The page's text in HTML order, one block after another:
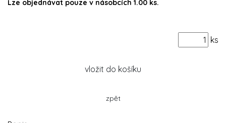
Lze objednávat pouze v násobcích 1.00 ks.
ks
vložit do košíku
zpět